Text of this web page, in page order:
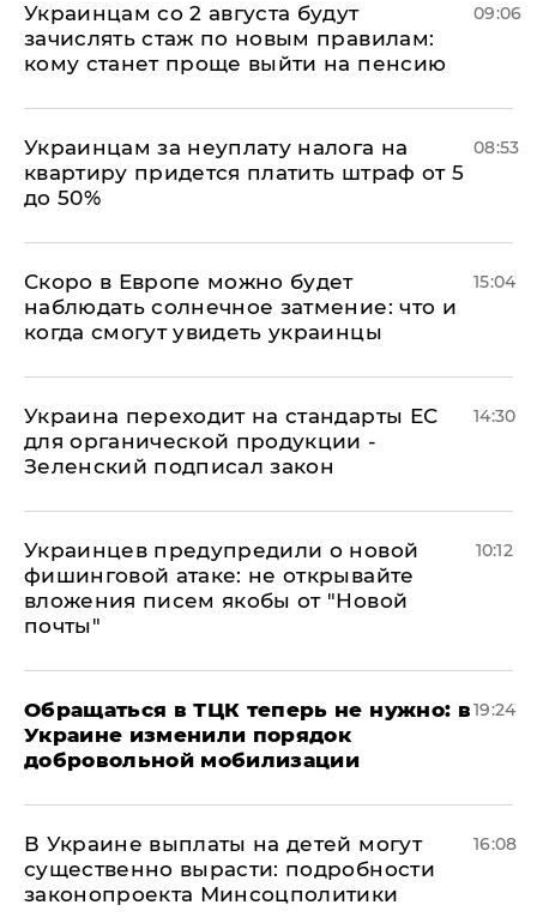
Украинцам со 2 августа будут
зачислять стаж по новым правилам:
кому станет проще выйти на пенсию
09:06
Украинцам за неуплату налога на
квартиру придется платить штраф от 5
до 50%
08:53
Скоро в Европе можно будет
наблюдать солнечное затмение: что и
когда смогут увидеть украинцы
15:04
Украина переходит на стандарты ЕС
для органической продукции -
Зеленский подписал закон
14:30
Украинцев предупредили о новой
фишинговой атаке: не открывайте
вложения писем якобы от "Новой
почты"
10:12
Обращаться в ТЦК теперь не нужно: в
Украине изменили порядок
добровольной мобилизации
19:24
В Украине выплаты на детей могут
существенно вырасти: подробности
законопроекта Минсоцполитики
16:08